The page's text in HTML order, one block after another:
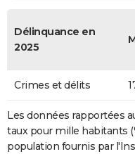
Délinquance en
2025
Crimes et délits
Les données rapportées
taux pour mille habitants
population fournis par